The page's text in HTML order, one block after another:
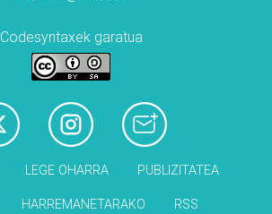
Codesyntaxek garatua
LEGE OHARRA PUBLIZITATEA
HARREMANETARAKO RSS